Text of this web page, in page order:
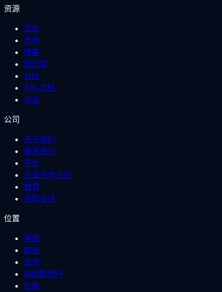
资源
定价
市场
博客
知识库
对比
API 文档
状态
公司
关于我们
联系我们
评价
企业合作计划
教育
获取支持
位置
美国
欧洲
亚洲
阿姆斯特丹
伦敦